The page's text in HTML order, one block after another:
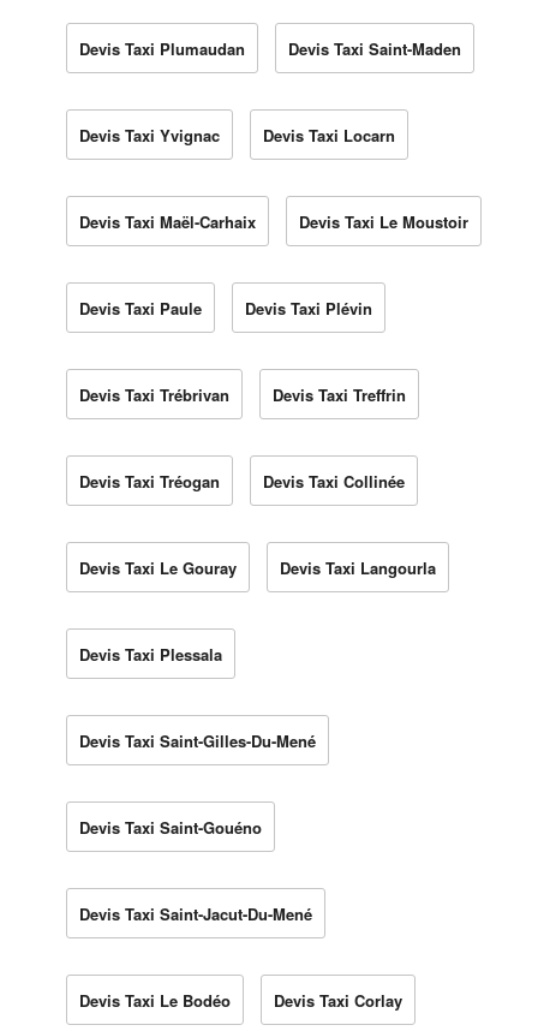
Devis Taxi Plumaudan Devis Taxi Saint-Maden
Devis Taxi Yvignac Devis Taxi Locarn
Devis Taxi Maël-Carhaix Devis Taxi Le Moustoir
Devis Taxi Paule Devis Taxi Plévin
Devis Taxi Trébrivan Devis Taxi Treffrin
Devis Taxi Tréogan Devis Taxi Collinée
Devis Taxi Le Gouray Devis Taxi Langourla
Devis Taxi Plessala
Devis Taxi Saint-Gilles-Du-Mené
Devis Taxi Saint-Gouéno
Devis Taxi Saint-Jacut-Du-Mené
Devis Taxi Le Bodéo Devis Taxi Corlay